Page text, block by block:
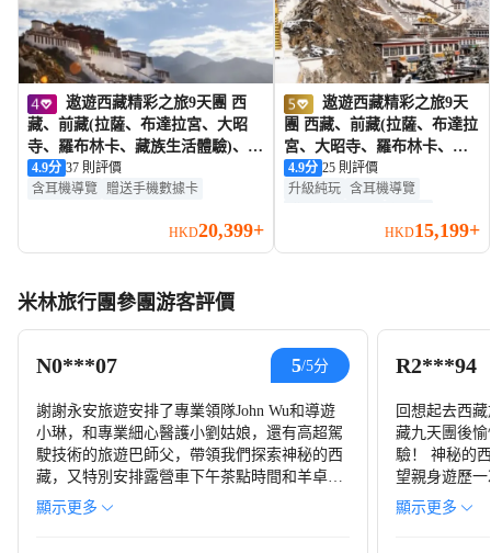
藏、前藏(拉薩、布達拉宮、大昭
寺、羅布林卡、藏族生活體驗)、林
芝(巴松措、南伊溝風景區)、後藏
(羊卓雍措、日喀則、扎什倫布寺、
4.9分 37 則評價
含耳機導覽
贈送手機數據卡
HKD20,399+
遨遊西藏精彩之旅9天
團 西藏、前藏(拉薩、布達拉
宮、大昭寺、羅布林卡、藏
族生活體驗)、林芝(巴松措、
南伊溝濕地)、後藏(羊卓雍
4.9分 25 則評價
升級純玩 含耳機導覽
HKD15,199+
米林旅行團參團游客評價
N0***07 5/5分
謝謝永安旅遊安排了專業領隊John Wu和導遊
小琳，和專業細心醫護小劉姑娘，還有高超駕
駛技術的旅遊巴師父，帶領我們探索神秘的西
藏，又特別安排露營車下午茶點時間和羊卓雍
措湖邊下午茶時間真的很正，住宿和膳食也超
顯示更多
R2***94
回想起去西
藏九天團後
驗！ 神秘的
望親身遊歷
畏，幸好永
顯示更多